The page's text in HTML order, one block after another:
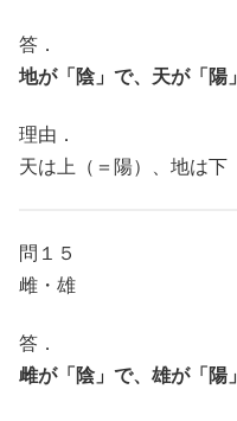
答．
地が「陰」で、天が「陽
理由．
天は上（＝陽）、地は下
問１５
雌・雄
答．
雌が「陰」で、雄が「陽